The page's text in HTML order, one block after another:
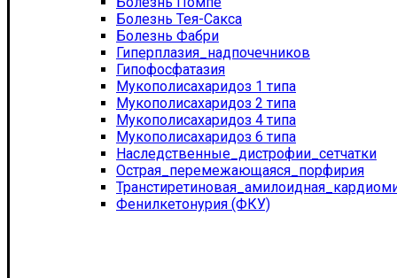
Болезнь Тея-Сакса
Болезнь Фабри
Гиперплазия_надпочечников
Гипофосфатазия
Мукополисахаридоз 1 типа
Мукополисахаридоз 2 типа
Мукополисахаридоз 4 типа
Мукополисахаридоз 6 типа
Наследственные_дистрофии_сетчатки
Острая_перемежающаяся_порфирия
Фенилкетонурия (ФКУ)